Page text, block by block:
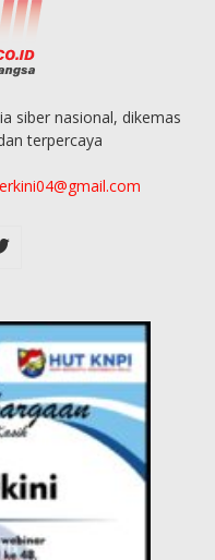
siber nasional, dikemas
terpercaya